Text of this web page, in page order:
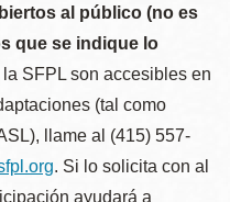
al público (no es
que se indique lo
SFPL son accesibles en
(tal como
llame al (415) 557-
. Si lo solicita con al
ayudará a